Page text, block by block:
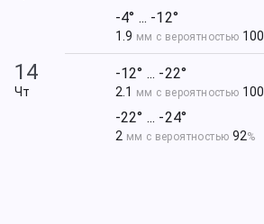
-4° ... -12°
1.9 мм с вероятностью 100
14
Чт
-12° ... -22°
2.1 мм с вероятностью 100
-22° ... -24°
2 мм с вероятностью 92%